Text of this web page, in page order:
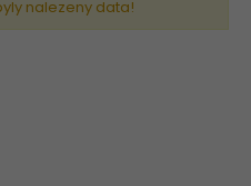
nalezeny data!